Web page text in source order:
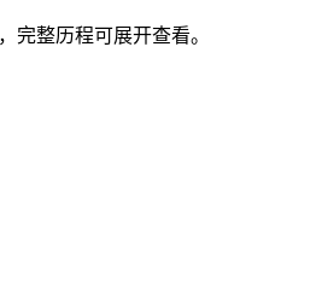
完整历程可展开查看。